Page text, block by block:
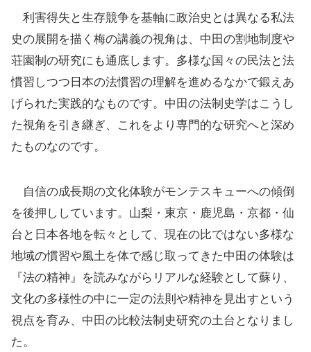
利害得失と生存競争を基軸に政治史とは異なる私法
史の展開を描く梅の講義の視角は、中田の割地制度や
荘園制の研究にも通底します。多様な国々の民法と法
慣習しつつ日本の法慣習の理解を進めるなかで鍛えあ
げられた実践的なものです。中田の法制史学はこうし
た視角を引き継ぎ、これをより専門的な研究へと深め
たものなのです。
自信の成長期の文化体験がモンテスキューへの傾倒
を後押ししています。山梨・東京・鹿児島・京都・仙
台と日本各地を転々として、現在の比ではない多様な
地域の慣習や風土を体で感じ取ってきた中田の体験は
『法の精神』を読みながらリアルな経験として蘇り、
文化の多様性の中に一定の法則や精神を見出すという
視点を育み、中田の比較法制史研究の土台となりまし
た。